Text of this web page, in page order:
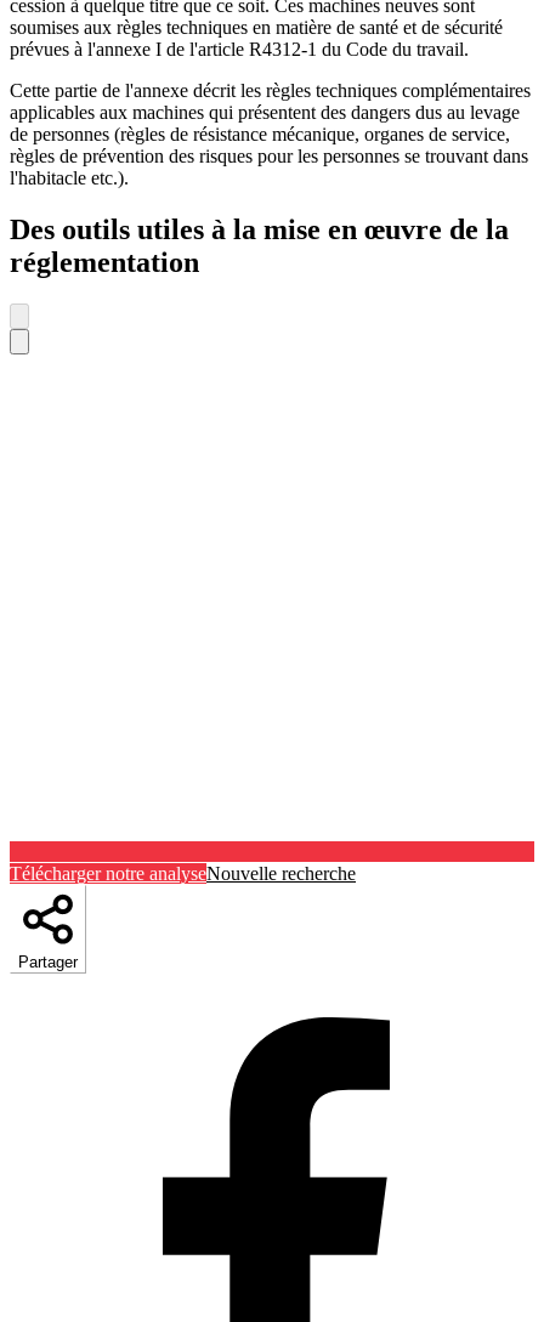
cession à quelque titre que ce soit. Ces machines neuves sont
soumises aux règles techniques en matière de santé et de sécurité
prévues à l'annexe I de l'article R4312-1 du Code du travail.
Cette partie de l'annexe décrit les règles techniques complémentaires
applicables aux machines qui présentent des dangers dus au levage
de personnes (règles de résistance mécanique, organes de service,
règles de prévention des risques pour les personnes se trouvant dans
l'habitacle etc.).
Des outils utiles à la mise en œuvre de la
réglementation
Télécharger notre analyseNouvelle recherche
Partager